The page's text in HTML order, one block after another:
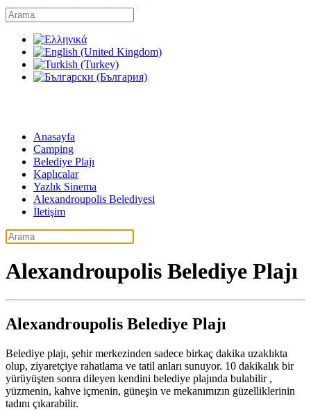
Anasayfa
Camping
Belediye Plajı
Kaplıcalar
Yazlık Sinema
Alexandroupolis Belediyesi
İletişim
Alexandroupolis Belediye Plajı
Alexandroupolis Belediye Plajı
Belediye plajı, şehir merkezinden sadece birkaç dakika uzaklıkta
olup, ziyaretçiye rahatlama ve tatil anları sunuyor. 10 dakikalık bir
yürüyüşten sonra dileyen kendini belediye plajında ​​bulabilir ,
yüzmenin, kahve içmenin, güneşin ve mekanımızın güzelliklerinin
tadını çıkarabilir.